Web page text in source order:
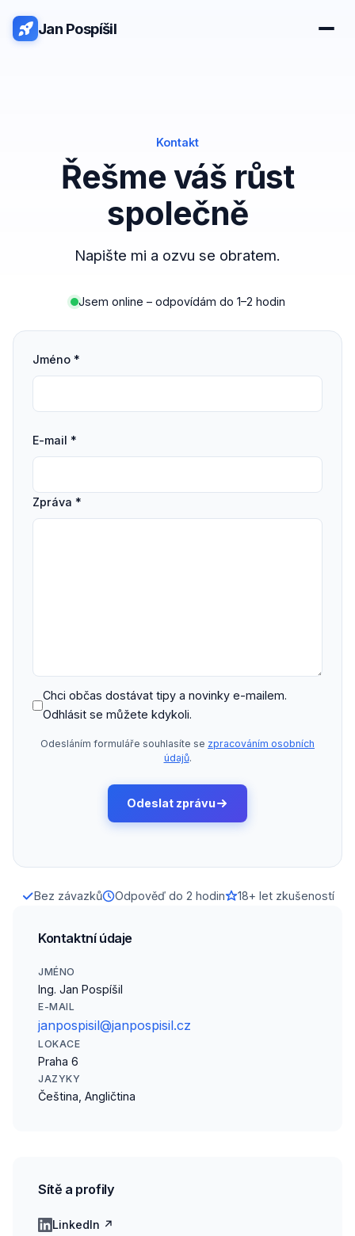
Jan Pospíšil
Kontakt
Řešme váš růst
společně
Napište mi a ozvu se obratem.
Jsem online – odpovídám do 1–2 hodin
Jméno *
E-mail *
Zpráva *
Chci občas dostávat tipy a novinky e-mailem.
Odhlásit se můžete kdykoli.
Odesláním formuláře souhlasíte se zpracováním osobních
údajů.
Odeslat zprávu
Bez závazků Odpověď do 2 hodin 18+ let zkušeností
Kontaktní údaje
JMÉNO
Ing. Jan Pospíšil
E-MAIL
janpospisil@janpospisil.cz
LOKACE
Praha 6
JAZYKY
Čeština, Angličtina
Sítě a profily
LinkedIn ↗